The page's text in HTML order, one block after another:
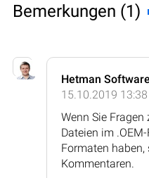
Bemerkungen (1)
Hetman
15.10.2019 13:38
Wenn Sie
Dateien im
Formaten haben,
Kommentaren.